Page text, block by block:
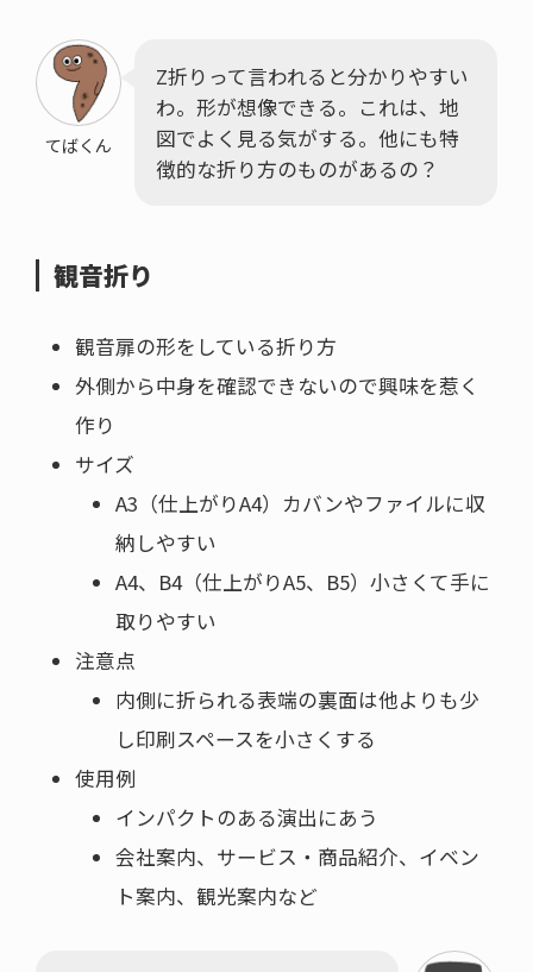
てばくん
Z折りって言われると分かりやすい
わ。形が想像できる。これは、地
図でよく見る気がする。他にも特
徴的な折り方のものがあるの？
観音折り
観音扉の形をしている折り方
外側から中身を確認できないので興味を惹く
作り
サイズ
A3（仕上がりA4）カバンやファイルに収
納しやすい
A4、B4（仕上がりA5、B5）小さくて手に
取りやすい
注意点
内側に折られる表端の裏面は他よりも少
し印刷スペースを小さくする
使用例
インパクトのある演出にあう
会社案内、サービス・商品紹介、イベン
ト案内、観光案内など